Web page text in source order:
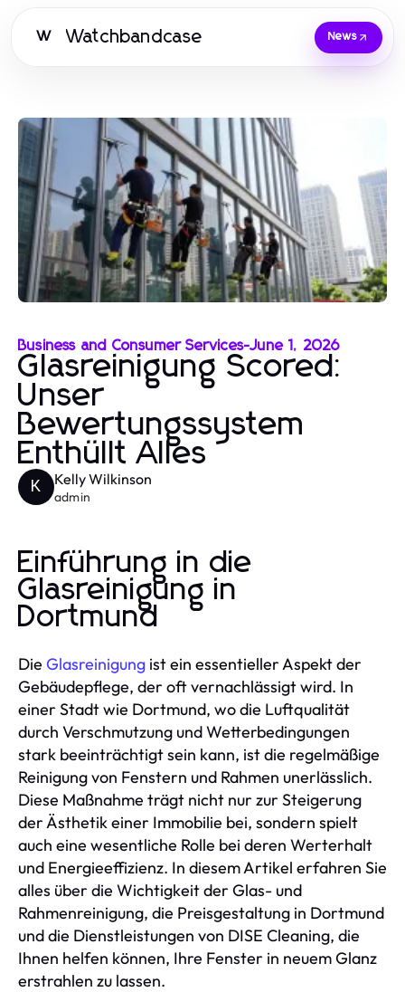
W Watchbandcase News
Business and Consumer Services-June 1, 2026
Glasreinigung Scored:
Unser
Bewertungssystem
Enthüllt Alles
K Kelly Wilkinson
admin
Einführung in die
Glasreinigung in
Dortmund
Die Glasreinigung ist ein essentieller Aspekt der
Gebäudepflege, der oft vernachlässigt wird. In
einer Stadt wie Dortmund, wo die Luftqualität
durch Verschmutzung und Wetterbedingungen
stark beeinträchtigt sein kann, ist die regelmäßige
Reinigung von Fenstern und Rahmen unerlässlich.
Diese Maßnahme trägt nicht nur zur Steigerung
der Ästhetik einer Immobilie bei, sondern spielt
auch eine wesentliche Rolle bei deren Werterhalt
und Energieeffizienz. In diesem Artikel erfahren Sie
alles über die Wichtigkeit der Glas- und
Rahmenreinigung, die Preisgestaltung in Dortmund
und die Dienstleistungen von DISE Cleaning, die
Ihnen helfen können, Ihre Fenster in neuem Glanz
erstrahlen zu lassen.